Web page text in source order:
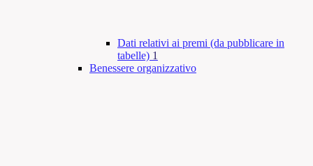
Dati relativi ai premi (da pubblicare in
tabelle) 1
Benessere organizzativo